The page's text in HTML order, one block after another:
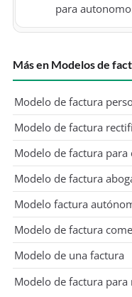
para
M
D daniela
por favor me
para
A Anónimo
P Pablo
Más en Modelos de
Modelo de factura
Modelo de factura
Modelo de factura para
Modelo de factura
Modelo factura
Modelo de factura
Modelo de una factura
Modelo de factura para